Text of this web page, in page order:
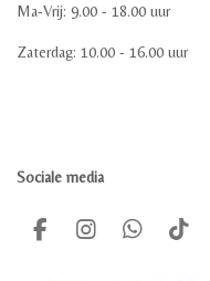
Ma-Vrij: 9.00 - 18.00 uur
Zaterdag: 10.00 - 16.00 uur
Sociale media
F
I
W
T